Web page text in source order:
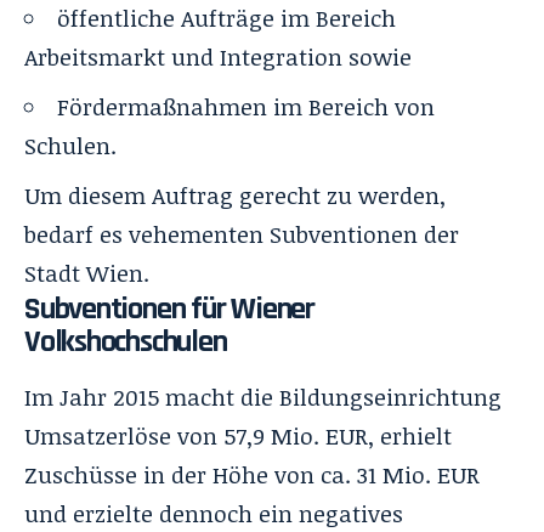
öffentliche Aufträge im Bereich
Arbeitsmarkt und Integration sowie
Fördermaßnahmen im Bereich von
Schulen.
Um diesem Auftrag gerecht zu werden,
bedarf es vehementen Subventionen der
Stadt Wien.
Subventionen für Wiener
Volkshochschulen
Im Jahr 2015 macht die Bildungseinrichtung
Umsatzerlöse von 57,9 Mio. EUR, erhielt
Zuschüsse in der Höhe von ca. 31 Mio. EUR
und erzielte dennoch ein negatives